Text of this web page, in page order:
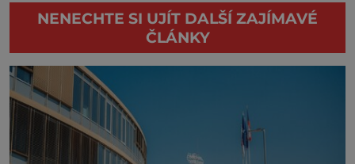
NENECHTE SI UJÍT DALŠÍ ZAJÍMAVÉ
ČLÁNKY